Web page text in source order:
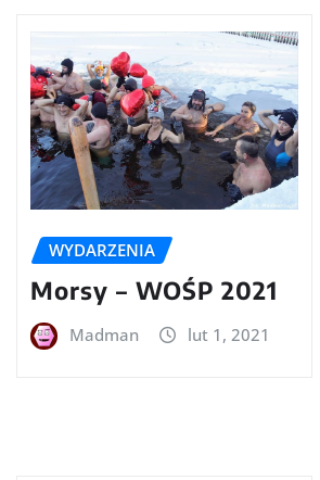
WYDARZENIA
Morsy – WOŚP 2021
Madman lut 1, 2021